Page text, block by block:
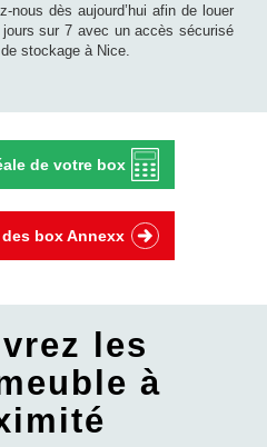
nous dès aujourd’hui afin de louer
sur 7 avec un accès sécurisé
stockage à Nice.
de votre box
box Annexx
les
à